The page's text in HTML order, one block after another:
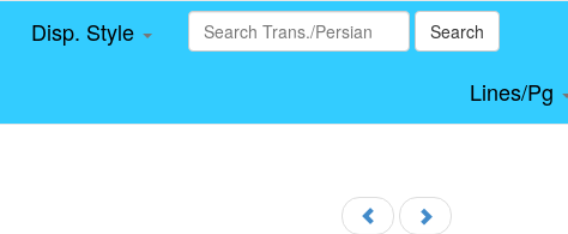
Disp. Style Search
Lines/Pg